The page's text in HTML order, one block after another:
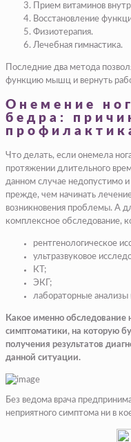
Прием витаминов
Восстановление
Физиотерапия.
Лечебная гимнастика.
Последние два метода
функцию мышц и вернуть
Онемение
бедра:
Что делать, если онемела
протяжении длительного
данном случае недопустимо
прежде, чем начинать
возникновения проблемы. А
комплексное обследование,
рентгенологическое
ультразвуковое
КТ;
ЭКГ;
лабораторные анализы
Какое именно обследование
симптоматики, на которую
получения результатов
данной ситуации.
Без ведома врача
неприятного симптома ни в